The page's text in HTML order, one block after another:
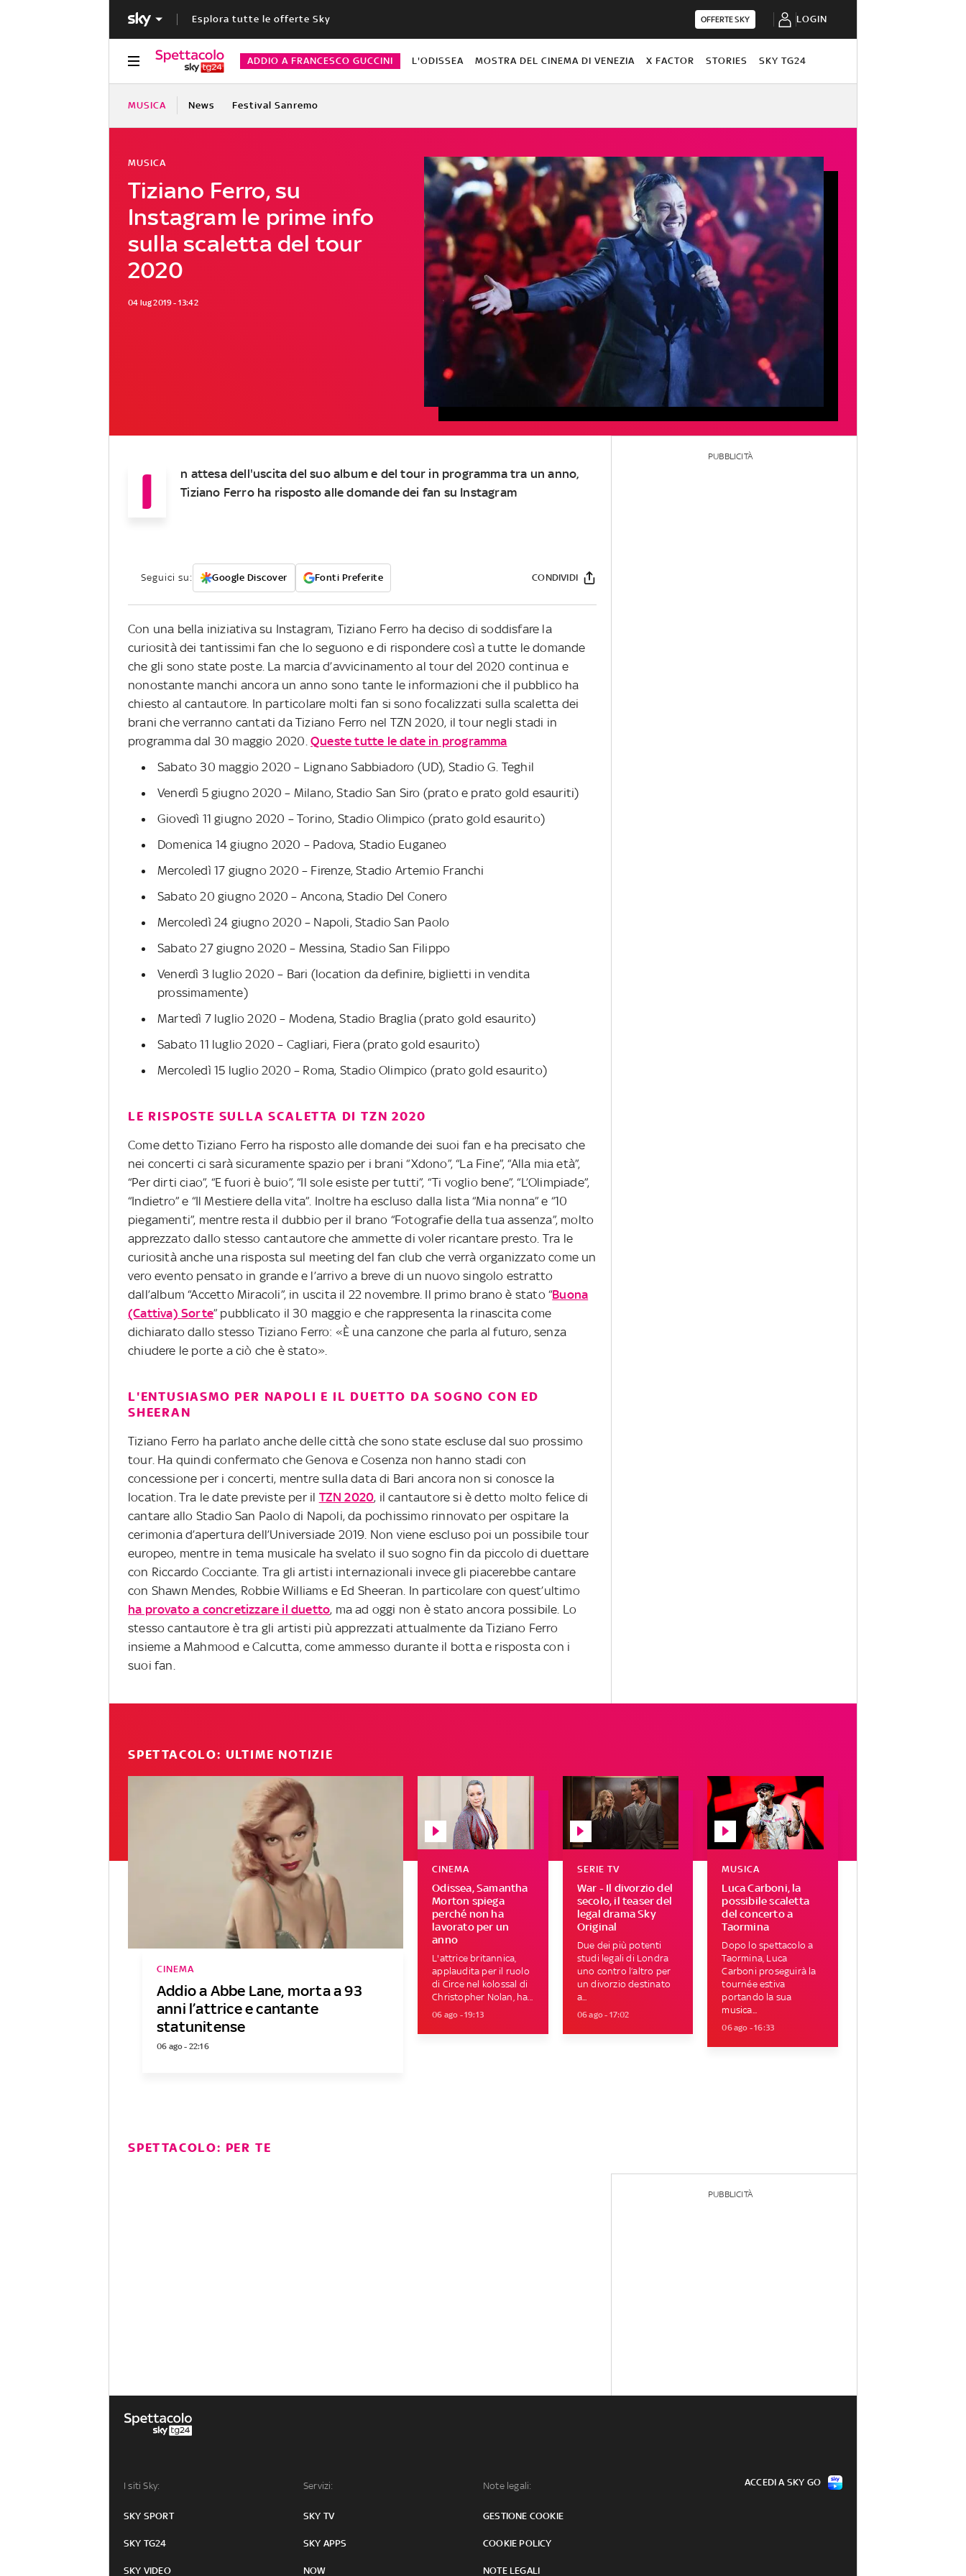
Esplora tutte le offerte Sky OFFERTE SKY LOGIN
ADDIO A FRANCESCO GUCCINI L'ODISSEA MOSTRA DEL CINEMA DI VENEZIA X FACTOR STORIES SKY TG24
MUSICA News Festival Sanremo
Tiziano Ferro, su
Instagram le prime info
sulla scaletta del tour
2020
MUSICA
04 lug 2019 - 13:42
I
n attesa dell'uscita del suo album e del tour in programma tra un anno,
Tiziano Ferro ha risposto alle domande dei fan su Instagram
Seguici su: Google Discover Fonti Preferite CONDIVIDI
Con una bella iniziativa su Instagram, Tiziano Ferro ha deciso di soddisfare la
curiosità dei tantissimi fan che lo seguono e di rispondere così a tutte le domande
che gli sono state poste. La marcia d’avvicinamento al tour del 2020 continua e
nonostante manchi ancora un anno sono tante le informazioni che il pubblico ha
chiesto al cantautore. In particolare molti fan si sono focalizzati sulla scaletta dei
brani che verranno cantati da Tiziano Ferro nel TZN 2020, il tour negli stadi in
programma dal 30 maggio 2020. Queste tutte le date in programma
Sabato 30 maggio 2020 – Lignano Sabbiadoro (UD), Stadio G. Teghil
Venerdì 5 giugno 2020 – Milano, Stadio San Siro (prato e prato gold esauriti)
Giovedì 11 giugno 2020 – Torino, Stadio Olimpico (prato gold esaurito)
Domenica 14 giugno 2020 – Padova, Stadio Euganeo
Mercoledì 17 giugno 2020 – Firenze, Stadio Artemio Franchi
Sabato 20 giugno 2020 – Ancona, Stadio Del Conero
Mercoledì 24 giugno 2020 – Napoli, Stadio San Paolo
Sabato 27 giugno 2020 – Messina, Stadio San Filippo
Venerdì 3 luglio 2020 – Bari (location da definire, biglietti in vendita
prossimamente)
Martedì 7 luglio 2020 – Modena, Stadio Braglia (prato gold esaurito)
Sabato 11 luglio 2020 – Cagliari, Fiera (prato gold esaurito)
Mercoledì 15 luglio 2020 – Roma, Stadio Olimpico (prato gold esaurito)
LE RISPOSTE SULLA SCALETTA DI TZN 2020
Come detto Tiziano Ferro ha risposto alle domande dei suoi fan e ha precisato che
nei concerti ci sarà sicuramente spazio per i brani “Xdono”, “La Fine”, “Alla mia età”,
“Per dirti ciao”, “E fuori è buio”, “Il sole esiste per tutti”, “Ti voglio bene”, “L’Olimpiade”,
“Indietro” e “Il Mestiere della vita”. Inoltre ha escluso dalla lista “Mia nonna” e “10
piegamenti”, mentre resta il dubbio per il brano “Fotografie della tua assenza”, molto
apprezzato dallo stesso cantautore che ammette di voler ricantare presto. Tra le
curiosità anche una risposta sul meeting del fan club che verrà organizzato come un
vero evento pensato in grande e l’arrivo a breve di un nuovo singolo estratto
dall’album “Accetto Miracoli”, in uscita il 22 novembre. Il primo brano è stato “Buona
(Cattiva) Sorte” pubblicato il 30 maggio e che rappresenta la rinascita come
dichiarato dallo stesso Tiziano Ferro: «È una canzone che parla al futuro, senza
chiudere le porte a ciò che è stato».
L'ENTUSIASMO PER NAPOLI E IL DUETTO DA SOGNO CON ED
SHEERAN
Tiziano Ferro ha parlato anche delle città che sono state escluse dal suo prossimo
tour. Ha quindi confermato che Genova e Cosenza non hanno stadi con
concessione per i concerti, mentre sulla data di Bari ancora non si conosce la
location. Tra le date previste per il TZN 2020, il cantautore si è detto molto felice di
cantare allo Stadio San Paolo di Napoli, da pochissimo rinnovato per ospitare la
cerimonia d’apertura dell’Universiade 2019. Non viene escluso poi un possibile tour
europeo, mentre in tema musicale ha svelato il suo sogno fin da piccolo di duettare
con Riccardo Cocciante. Tra gli artisti internazionali invece gli piacerebbe cantare
con Shawn Mendes, Robbie Williams e Ed Sheeran. In particolare con quest’ultimo
ha provato a concretizzare il duetto, ma ad oggi non è stato ancora possibile. Lo
stesso cantautore è tra gli artisti più apprezzati attualmente da Tiziano Ferro
insieme a Mahmood e Calcutta, come ammesso durante il botta e risposta con i
suoi fan.
PUBBLICITÀ
SPETTACOLO: ULTIME NOTIZIE
Addio a Abbe Lane, morta a 93
anni l’attrice e cantante
statunitense
CINEMA
06 ago - 22:16
Odissea, Samantha
Morton spiega
perché non ha
lavorato per un
anno
CINEMA
L'attrice britannica,
applaudita per il ruolo
di Circe nel kolossal di
Christopher Nolan, ha...
06 ago - 19:13
War - Il divorzio del
secolo, il teaser del
legal drama Sky
Original
SERIE TV
Due dei più potenti
studi legali di Londra
uno contro l’altro per
un divorzio destinato
a...
06 ago - 17:02
Luca Carboni, la
possibile scaletta
del concerto a
Taormina
MUSICA
Dopo lo spettacolo a
Taormina, Luca
Carboni proseguirà la
tournée estiva
portando la sua
musica...
06 ago - 16:33
SPETTACOLO: PER TE
PUBBLICITÀ
I siti Sky:
SKY SPORT
SKY TG24
SKY VIDEO
Servizi:
SKY TV
SKY APPS
NOW
Note legali:
GESTIONE COOKIE
COOKIE POLICY
NOTE LEGALI
ACCEDI A SKY GO